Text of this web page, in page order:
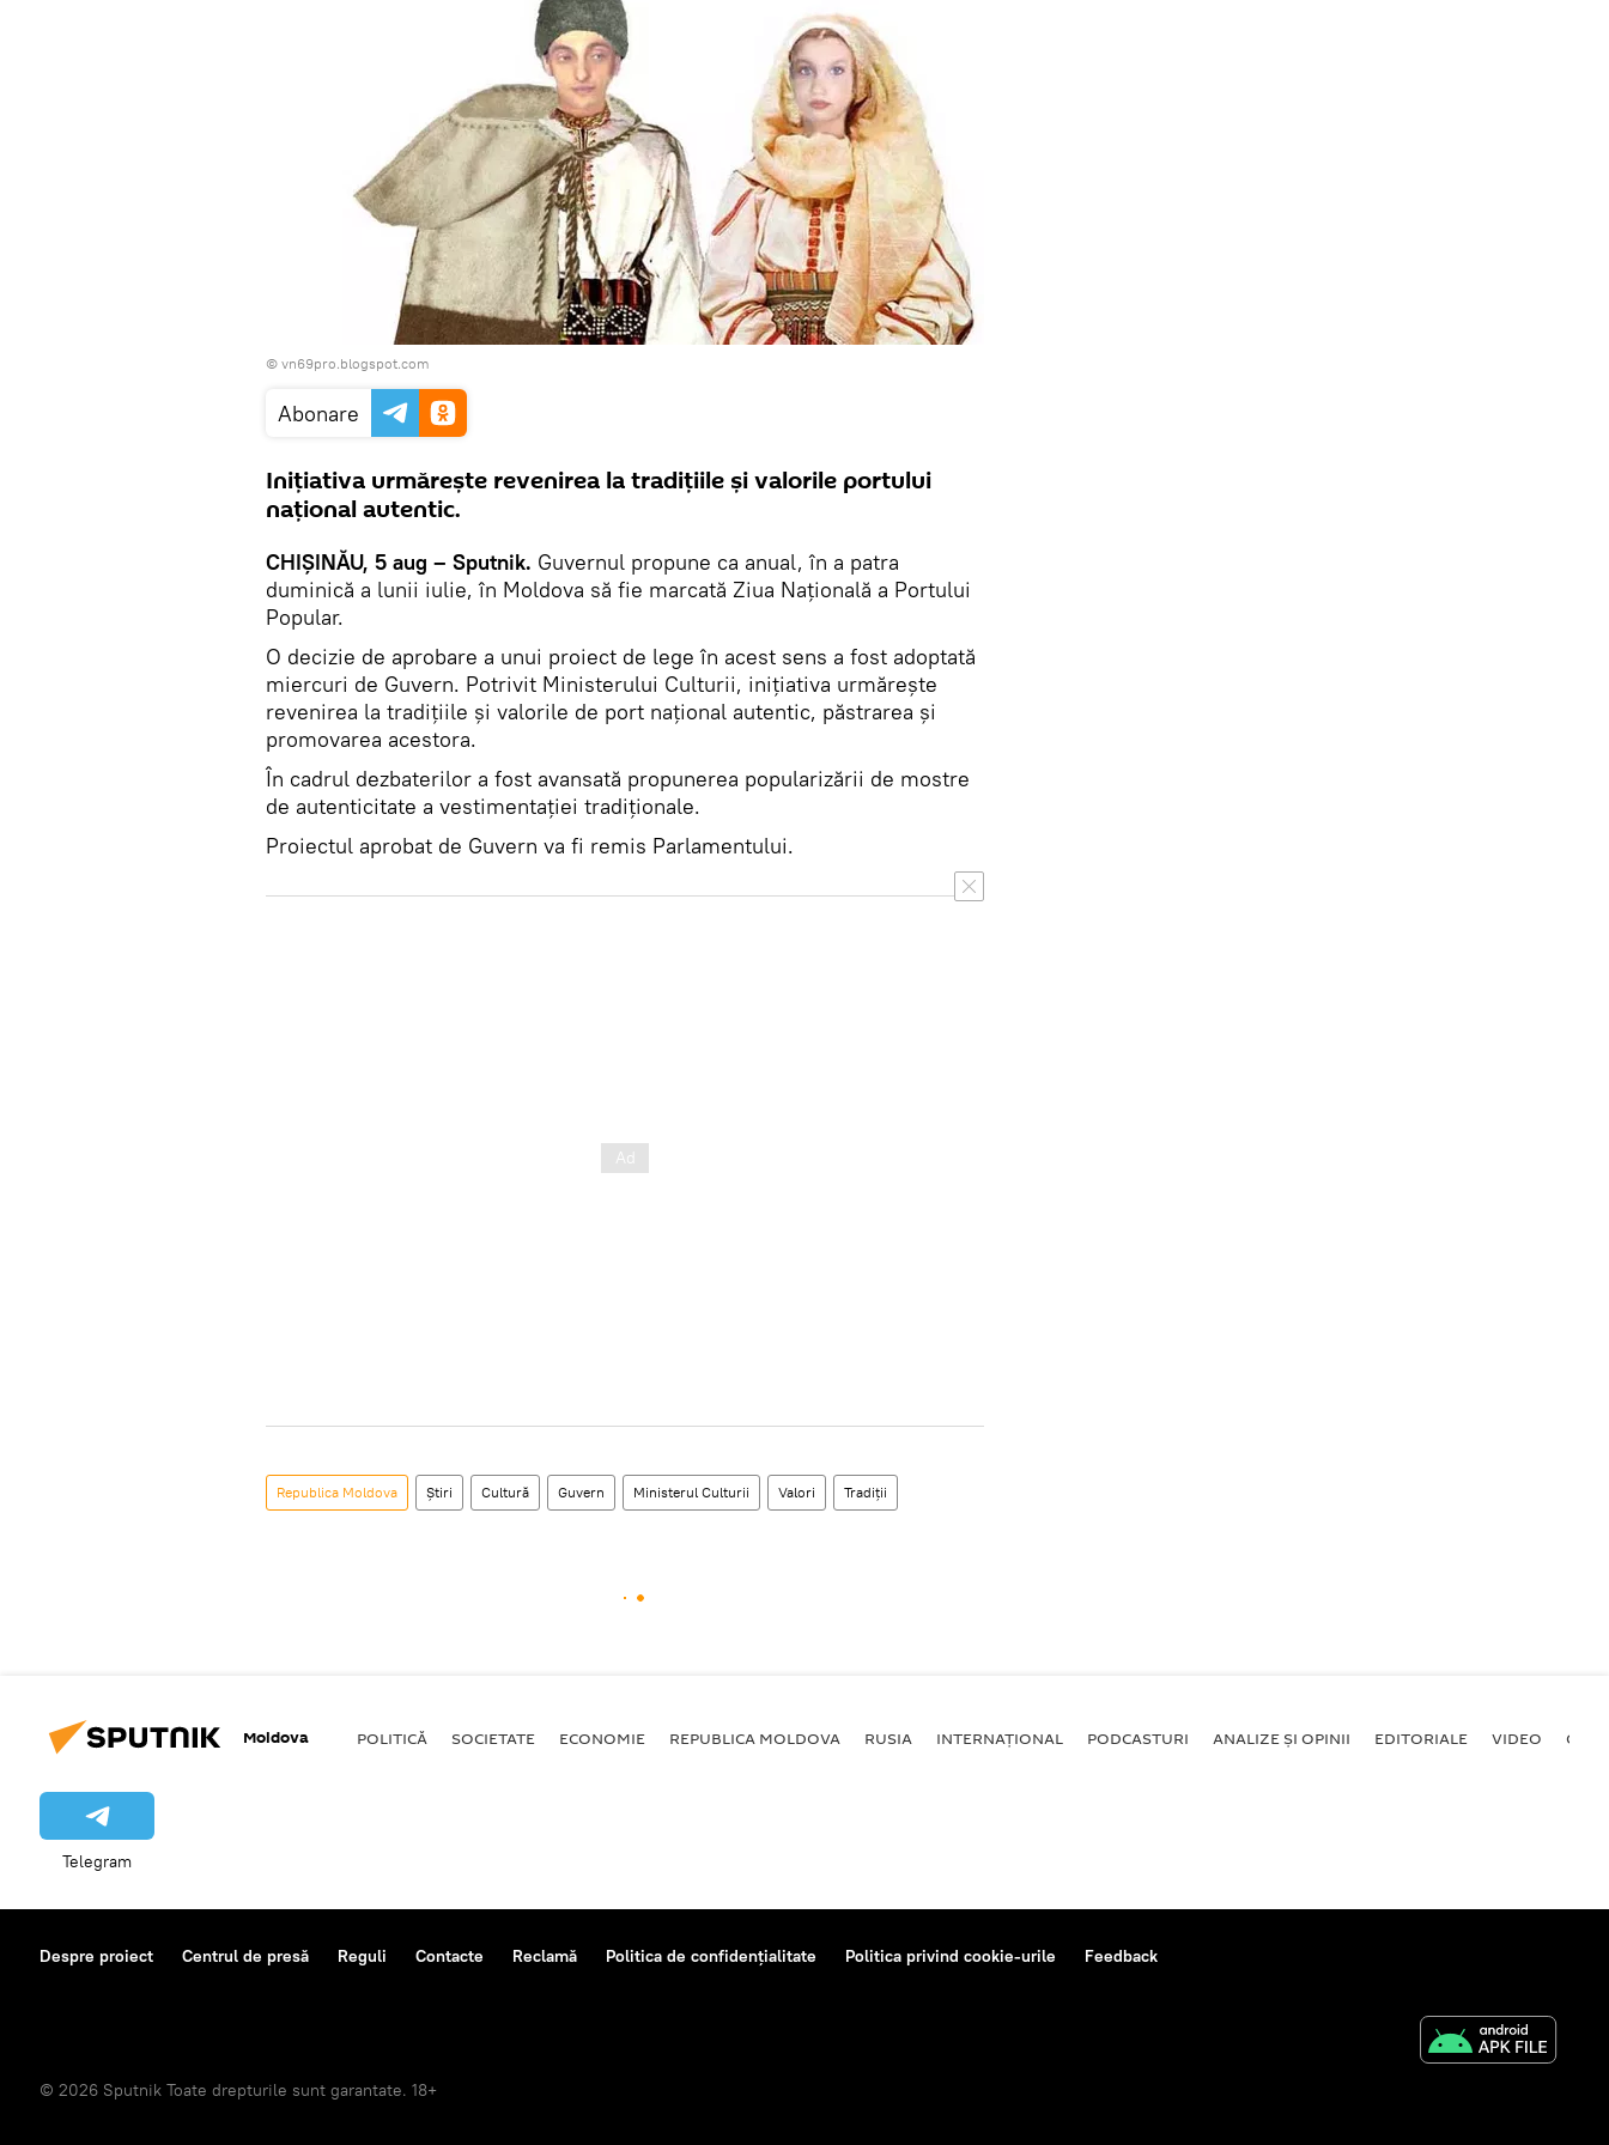
© vn69pro.blogspot.com
Abonare
Iniţiativa urmăreşte revenirea la tradiţiile şi valorile portului
naţional autentic.
CHIŞINĂU, 5 aug – Sputnik. Guvernul propune ca anual, în a patra
duminică a lunii iulie, în Moldova să fie marcată Ziua Naţională a Portului
Popular.
O decizie de aprobare a unui proiect de lege în acest sens a fost adoptată
miercuri de Guvern. Potrivit Ministerului Culturii, iniţiativa urmăreşte
revenirea la tradiţiile şi valorile de port naţional autentic, păstrarea şi
promovarea acestora.
În cadrul dezbaterilor a fost avansată propunerea popularizării de mostre
de autenticitate a vestimentaţiei tradiţionale.
Proiectul aprobat de Guvern va fi remis Parlamentului.
Republica Moldova Știri Cultură Guvern Ministerul Culturii Valori Tradiţii
Moldova POLITICĂ SOCIETATE ECONOMIE REPUBLICA MOLDOVA RUSIA INTERNAȚIONAL PODCASTURI ANALIZE ȘI OPINII EDITORIALE VIDEO
Telegram
Despre proiect Centrul de presă Reguli Contacte Reclamă Politica de confidențialitate Politica privind cookie-urile Feedback
© 2026 Sputnik Toate drepturile sunt garantate. 18+